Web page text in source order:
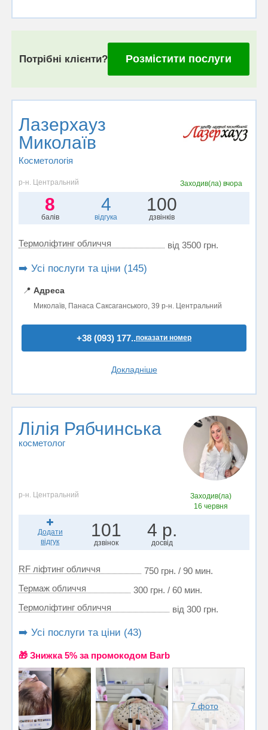
Потрібні клієнти? Розмістити послуги
Лазерхауз
Миколаїв
Косметологія
р-н. Центральний Заходив(ла) вчора
8
балів
4
відгука
100
дзвінків
Термоліфтинг обличчя від 3500 грн.
➡️ Усі послуги та ціни (145)
📍 Адреса
Миколаїв, Панаса Саксаганського, 39 р-н. Центральний
+38 (093) 177..показати номер
Докладніше
Лілія Рябчинська
косметолог
р-н. Центральний
Заходив(ла)
16 червня
Додати
відгук
101
дзвінок
4 р.
досвід
RF ліфтинг обличчя
750 грн. / 90 мин.
Термаж обличчя
300 грн. / 60 мин.
Термоліфтинг обличчя
від 300 грн.
➡️ Усі послуги та ціни (43)
🎁 Знижка 5% за промокодом Barb
7 фото